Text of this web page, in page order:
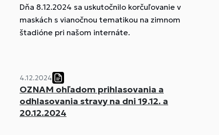
Dňa 8.12.2024 sa uskutočnilo korčuľovanie v
maskách s vianočnou tematikou na zimnom
štadióne pri našom internáte.
4.12.2024
OZNAM ohľadom prihlasovania a
odhlasovania stravy na dni 19.12. a
20.12.2024